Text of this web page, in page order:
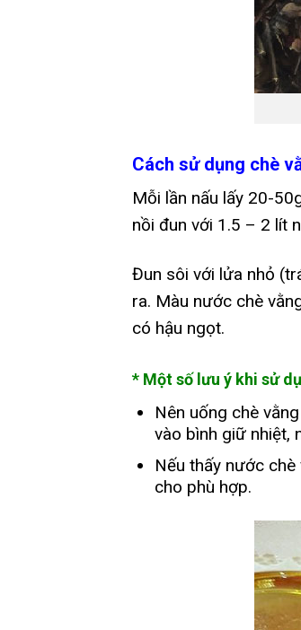
Cách sử dụng chè
Mỗi lần nấu lấy 20-
nồi đun với 1.5 – 2 lít
Đun sôi với lửa nhỏ
ra. Màu nước chè
có hậu ngọt.
* Một số lưu ý khi sử
Nên uống chè
vào bình giữ nhiệt,
Nếu thấy nước
cho phù hợp.